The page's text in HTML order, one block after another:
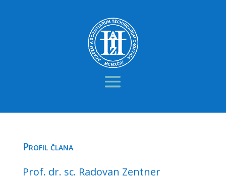
Profil člana
Prof. dr. sc. Radovan Zentner